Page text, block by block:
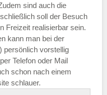
sind auch die
soll der Besuch
Freizeit realisierbar sein.
kann man bei der
persönlich vorstellig
Telefon oder Mail
schon nach einem
schlauer.